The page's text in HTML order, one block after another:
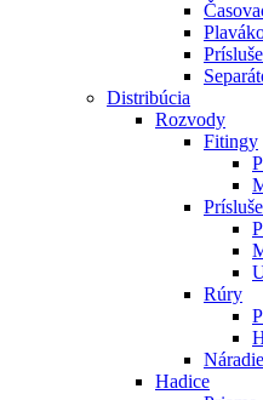
Distribúcia
Rozvody
Fitingy
Rúry
Náradie
Hadice